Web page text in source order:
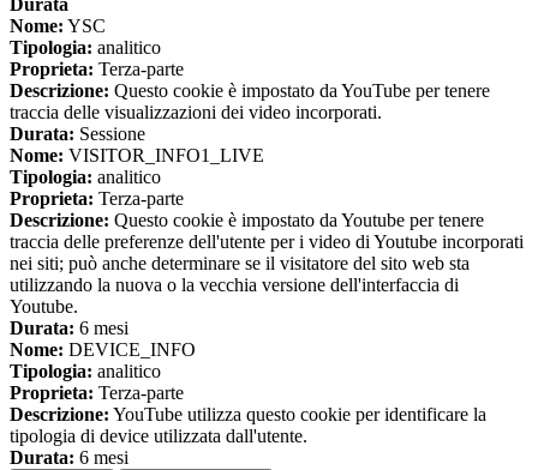
Durata
Nome: YSC
Tipologia: analitico
Proprieta: Terza-parte
Descrizione: Questo cookie è impostato da YouTube per tenere
traccia delle visualizzazioni dei video incorporati.
Durata: Sessione
Nome: VISITOR_INFO1_LIVE
Tipologia: analitico
Proprieta: Terza-parte
Descrizione: Questo cookie è impostato da Youtube per tenere
traccia delle preferenze dell'utente per i video di Youtube incorporati
nei siti; può anche determinare se il visitatore del sito web sta
utilizzando la nuova o la vecchia versione dell'interfaccia di
Youtube.
Durata: 6 mesi
Nome: DEVICE_INFO
Tipologia: analitico
Proprieta: Terza-parte
Descrizione: YouTube utilizza questo cookie per identificare la
tipologia di device utilizzata dall'utente.
Durata: 6 mesi